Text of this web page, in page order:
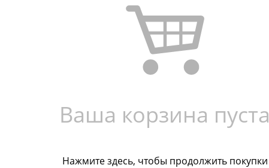
Ваша корзина пуста
Нажмите здесь, чтобы продолжить покупки